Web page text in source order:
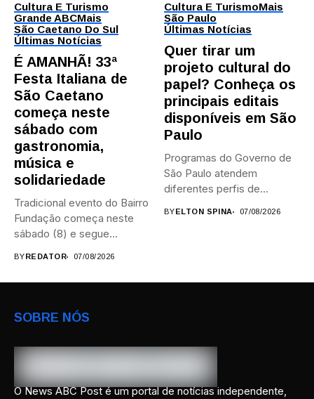
Cultura E Turismo
Grande ABCMais
São Caetano Do Sul
Últimas Notícias
É AMANHÃ! 33ª
Festa Italiana de
São Caetano
começa neste
sábado com
gastronomia,
música e
solidariedade
Tradicional evento do Bairro
Fundação começa neste
sábado (8) e segue
BY REDATOR 07/08/2026
Cultura E TurismoMais
São Paulo
Últimas Notícias
Quer tirar um
projeto cultural do
papel? Conheça os
principais editais
disponíveis em São
Paulo
Programas do Governo de
São Paulo atendem
diferentes perfis de
BY ELTON SPINA 07/08/2026
SOBRE NÓS
O News ABC Post é um portal de notícias independente,